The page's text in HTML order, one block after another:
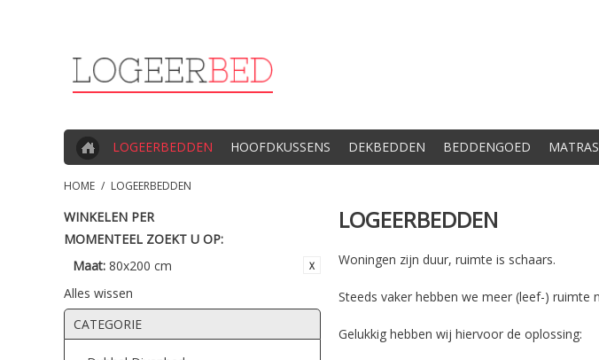
LOGEERBEDDEN HOOFDKUSSENS DEKBEDDEN BEDDENGOED
HOME / LOGEERBEDDEN
WINKELEN PER
MOMENTEEL ZOEKT U OP:
Maat: 80x200 cm
Alles wissen
CATEGORIE
LOGEERBEDDEN
Woningen zijn duur, ruimte is schaars.
Steeds vaker hebben we meer (leef-) ruimte
Gelukkig hebben wij hiervoor de oplossing: